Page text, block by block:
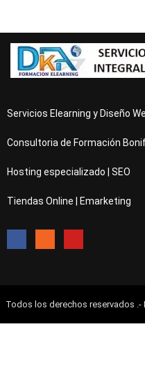
Servicios Elearning y Diseño
Consultoria de Formación
Hosting especializado | SEO
Tiendas Online | Emarketing
Todos los derechos reservados .-